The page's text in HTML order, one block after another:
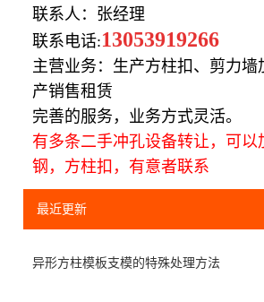
联系人：张经理
联系电话:13053919266
主营业务：生产方柱扣、剪力墙
产销售租赁
完善的服务，业务方式灵活。
有多条二手冲孔设备转让，可以
钢，方柱扣，有意者联系
最近更新
异形方柱模板支模的特殊处理方法